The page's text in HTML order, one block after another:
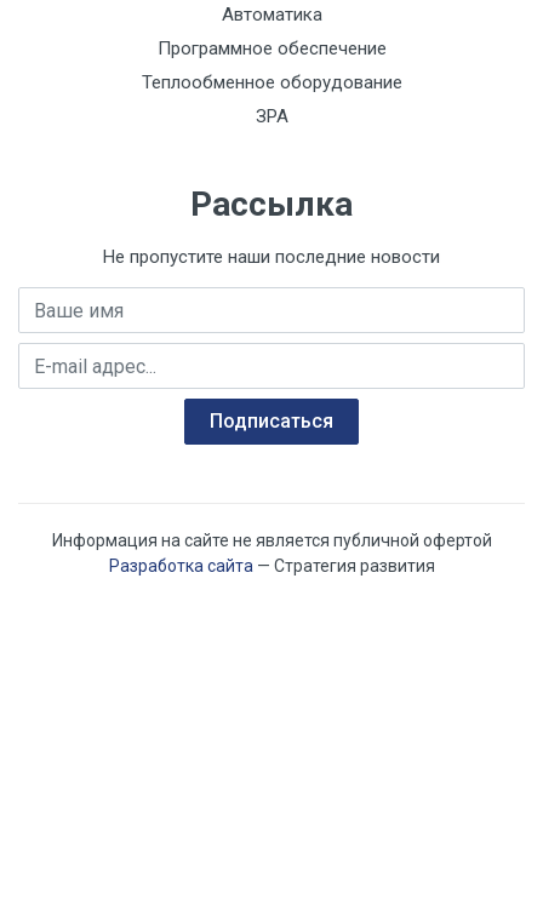
IP68:
Материал:
Кол-во каналов:
3
Давление, МПа:
Давление, кгс/м3:
Давление, кПа:
Qn, м3/час:
Автоматика
Программное обеспечение
Теплообменное оборудование
ЗРА
Рассылка
Не пропустите наши последние новости
Подписаться
Информация на сайте не является публичной офертой
Разработка сайта — Стратегия развития